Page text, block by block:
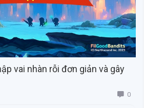
vai nhàn rỗi đơn giản và gây
0